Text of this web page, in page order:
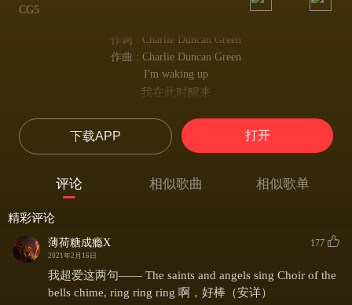
CG5
作词 : Charlie Duncan Green
作曲 : Charlie Duncan Green
I'm waking up
我在此时醒来
呼吸着新鲜，干净的空气
What a day, yeah
多么好的日子，yeah
多么阳光 有趣的一天
Nowhere to go
没有地方去？
下载APP 打开
评论 相似歌曲 相似歌单
精彩评论
薄荷糖成瘾X
2021年2月16日
177
我超爱这两句—— The saints and angels sing Choir of the
bells chime, ring ring ring 啊，好棒（安详）